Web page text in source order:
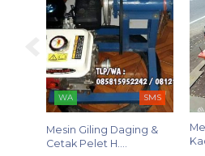
WA SMS
Mesin Giling Daging &
Cetak Pelet H....